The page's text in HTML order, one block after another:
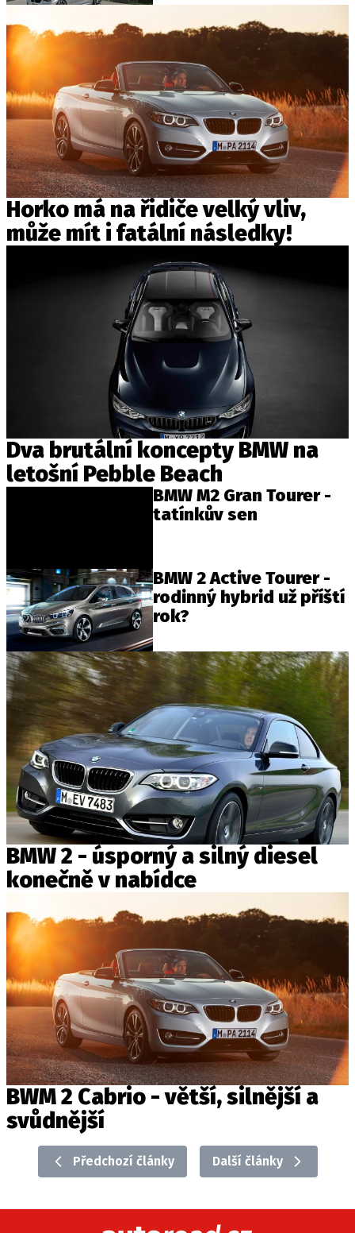
Horko má na řidiče velký vliv,
může mít i fatální následky!
Dva brutální koncepty BMW na
letošní Pebble Beach
BMW M2 Gran Tourer -
tatínkův sen
BMW 2 Active Tourer -
rodinný hybrid už příští
rok?
BMW 2 - úsporný a silný diesel
konečně v nabídce
BWM 2 Cabrio - větší, silnější a
svůdnější
Předchozí články Další články